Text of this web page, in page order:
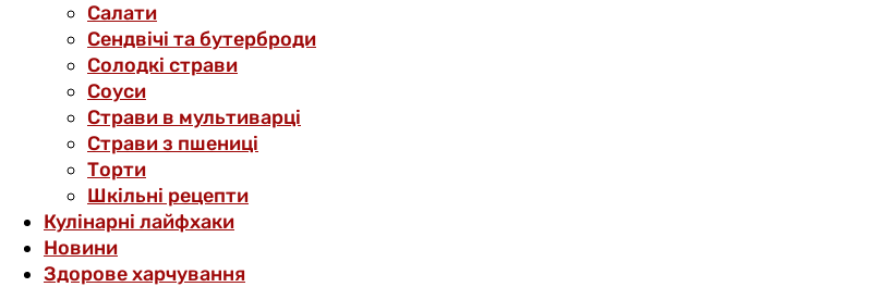
Салати
Сендвічі та бутерброди
Солодкі страви
Соуси
Страви в мультиварці
Страви з пшениці
Торти
Шкільні рецепти
Кулінарні лайфхаки
Новини
Здорове харчування